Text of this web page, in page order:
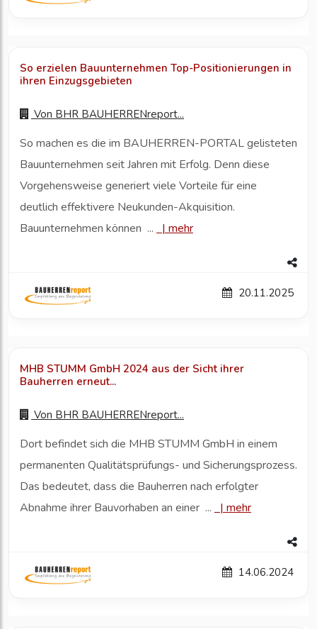
So erzielen Bauunternehmen Top-Positionierungen in
ihren Einzugsgebieten
Von BHR BAUHERRENreport...
So machen es die im BAUHERREN-PORTAL gelisteten
Bauunternehmen seit Jahren mit Erfolg. Denn diese
Vorgehensweise generiert viele Vorteile für eine
deutlich effektivere Neukunden-Akquisition.
Bauunternehmen können ...
| mehr
20.11.2025
MHB STUMM GmbH 2024 aus der Sicht ihrer
Bauherren erneut...
Von BHR BAUHERRENreport...
Dort befindet sich die MHB STUMM GmbH in einem
permanenten Qualitätsprüfungs- und Sicherungsprozess.
Das bedeutet, dass die Bauherren nach erfolgter
Abnahme ihrer Bauvorhaben an einer ...
| mehr
14.06.2024